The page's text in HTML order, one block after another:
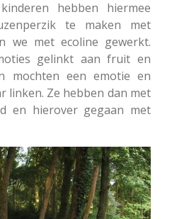
hebben hiermee
te maken met
we met ecoline gewerkt.
gelinkt aan fruit en
mochten een emotie en
Ze hebben dan met
en hierover gegaan met